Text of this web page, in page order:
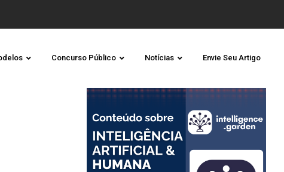
Concurso Público Notícias Envie Seu Artigo